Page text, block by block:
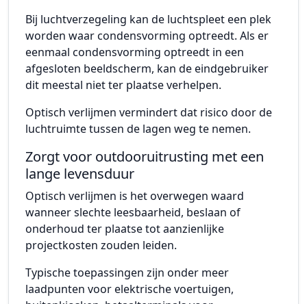
Bij luchtverzegeling kan de luchtspleet een plek
worden waar condensvorming optreedt. Als er
eenmaal condensvorming optreedt in een
afgesloten beeldscherm, kan de eindgebruiker
dit meestal niet ter plaatse verhelpen.
Optisch verlijmen vermindert dat risico door de
luchtruimte tussen de lagen weg te nemen.
Zorgt voor outdooruitrusting met een
lange levensduur
Optisch verlijmen is het overwegen waard
wanneer slechte leesbaarheid, beslaan of
onderhoud ter plaatse tot aanzienlijke
projectkosten zouden leiden.
Typische toepassingen zijn onder meer
laadpunten voor elektrische voertuigen,